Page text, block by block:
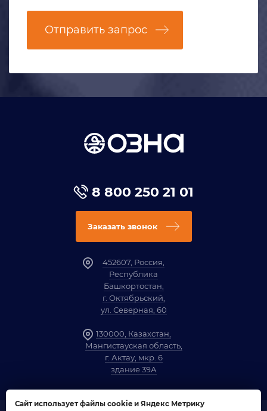
Отправить запрос
8 800 250 21 01
Заказать звонок
452607, Россия,
Республика
Башкортостан,
г. Октябрьский,
ул. Северная, 60
130000, Казахстан,
Мангистауская область,
г. Актау, мкр. 6
здание 39А
Сайт использует файлы cookie и Яндекс Метрику